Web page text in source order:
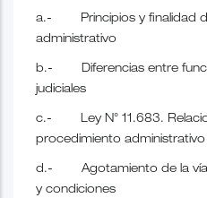
a.- Principios y finalidad
administrativo
b.- Diferencias entre
judiciales
c.- Ley N° 11.683.
procedimiento administrativo
d.- Agotamiento de la vía
y condiciones